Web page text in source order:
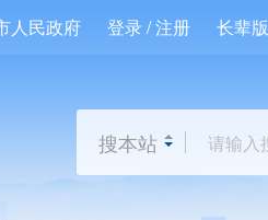
人民政府 登录 / 注册 长辈版
搜本站